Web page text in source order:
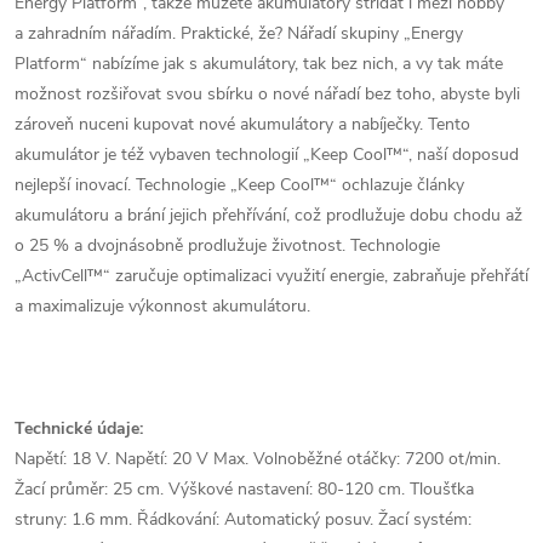
a zahradním nářadím. Praktické, že? Nářadí skupiny „Energy
Platform“ nabízíme jak s akumulátory, tak bez nich, a vy tak máte
možnost rozšiřovat svou sbírku o nové nářadí bez toho, abyste byli
zároveň nuceni kupovat nové akumulátory a nabíječky. Tento
akumulátor je též vybaven technologií „Keep Cool™“, naší doposud
nejlepší inovací. Technologie „Keep Cool™“ ochlazuje články
akumulátoru a brání jejich přehřívání, což prodlužuje dobu chodu až
o 25 % a dvojnásobně prodlužuje životnost. Technologie
„ActivCell™“ zaručuje optimalizaci využití energie, zabraňuje přehřátí
a maximalizuje výkonnost akumulátoru.
Technické údaje:
Napětí: 18 V. Napětí: 20 V Max. Volnoběžné otáčky: 7200 ot/min.
Žací průměr: 25 cm. Výškové nastavení: 80-120 cm. Tloušťka
struny: 1.6 mm. Řádkování: Automatický posuv. Žací systém: